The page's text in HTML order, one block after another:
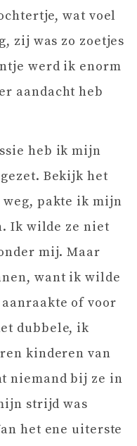
wat voel
zij was zo zoetjes
werd ik enorm
aandacht heb
heb ik mijn
Bekijk het
pakte ik mijn
Ik wilde ze niet
mij. Maar
want ik wilde
of voor
dubbele, ik
kinderen van
niemand bij ze in
strijd was
het ene uiterste